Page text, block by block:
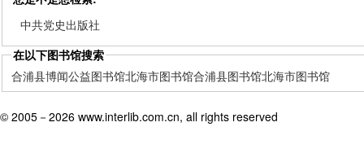
中共党史出版社
在以下图书馆搜索
合浦县博闻公益图书馆北海市图书馆合浦县图书馆北海市图书馆
© 2005－ 2026 www.interlib.com.cn, all rights reserved